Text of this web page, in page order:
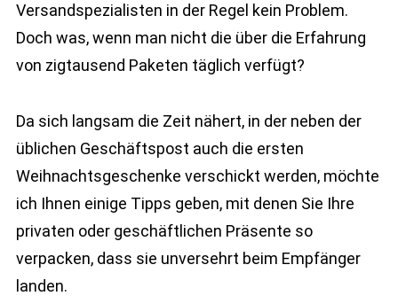
Versandspezialisten in der Regel kein Problem.
Doch was, wenn man nicht die über die Erfahrung
von zigtausend Paketen täglich verfügt?
Da sich langsam die Zeit nähert, in der neben der
üblichen Geschäftspost auch die ersten
Weihnachtsgeschenke verschickt werden, möchte
ich Ihnen einige Tipps geben, mit denen Sie Ihre
privaten oder geschäftlichen Präsente so
verpacken, dass sie unversehrt beim Empfänger
landen.